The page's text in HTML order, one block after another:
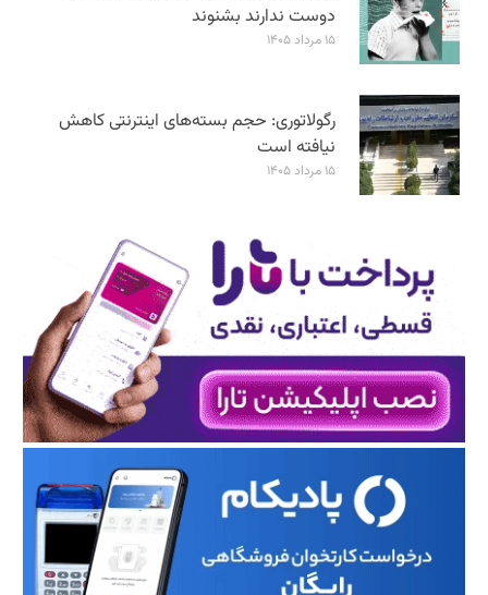
دوست ندارند بشنوند
۱۵ مرداد ۱۴۰۵
رگولاتوری: حجم بسته‌های اینترنتی کاهش
نیافته است
۱۵ مرداد ۱۴۰۵